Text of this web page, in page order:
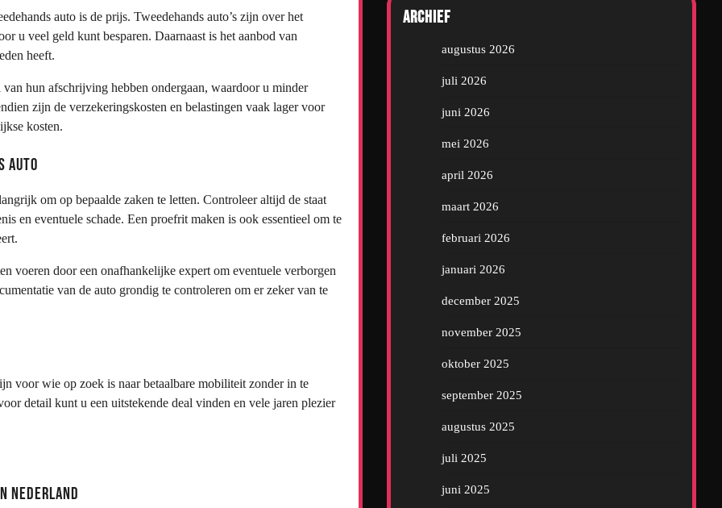
auto is de prijs. Tweedehands auto’s zijn over het
u veel geld kunt besparen. Daarnaast is het aanbod van
heeft.
van hun afschrijving hebben ondergaan, waardoor u minder
zijn de verzekeringskosten en belastingen vaak lager voor
kosten.
Auto
om op bepaalde zaken te letten. Controleer altijd de staat
en eventuele schade. Een proefrit maken is ook essentieel om te
voeren door een onafhankelijke expert om eventuele verborgen
van de auto grondig te controleren om er zeker van te
voor wie op zoek is naar betaalbare mobiliteit zonder in te
detail kunt u een uitstekende deal vinden en vele jaren plezier
Nederland
Archief
augustus 2026
juli 2026
juni 2026
mei 2026
april 2026
maart 2026
februari 2026
januari 2026
december 2025
november 2025
oktober 2025
september 2025
augustus 2025
juli 2025
juni 2025